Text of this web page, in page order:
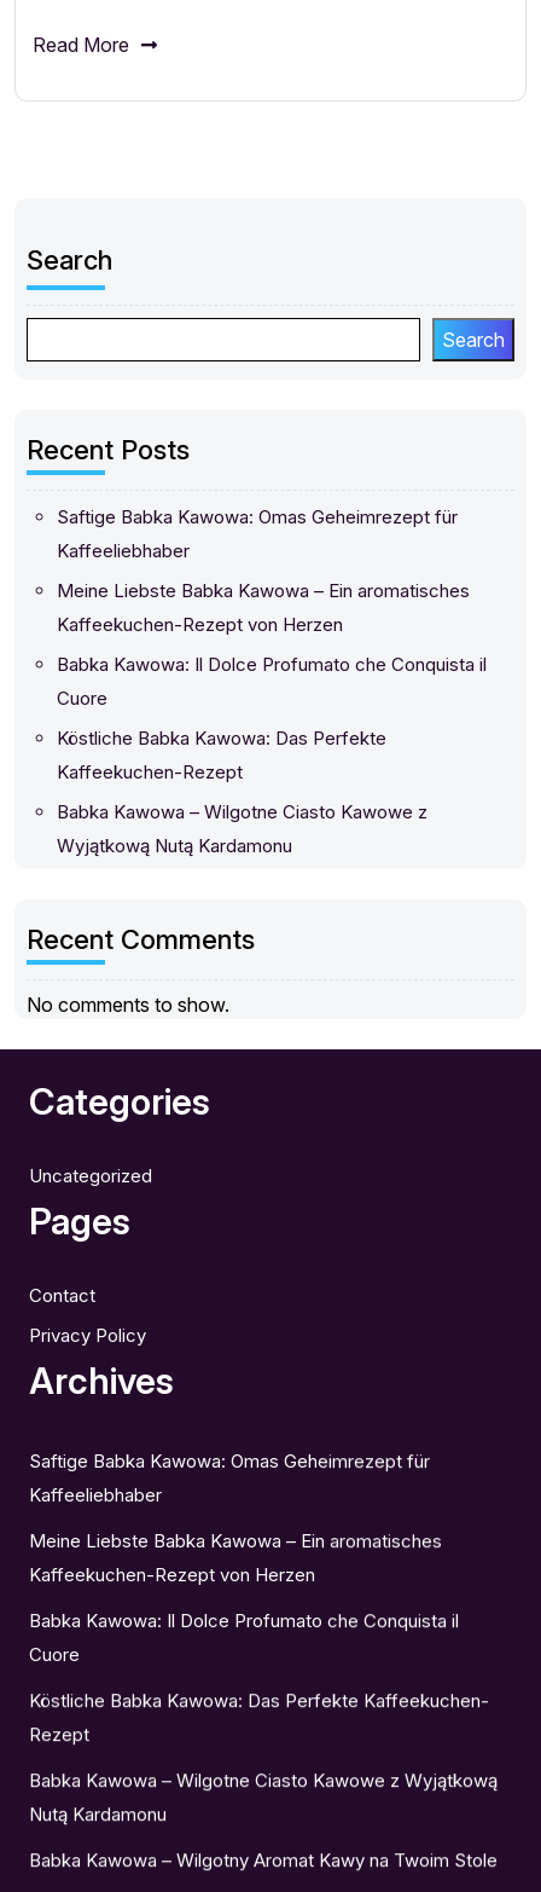
Read More
Search
Search
Recent Posts
Saftige Babka Kawowa: Omas Geheimrezept für
Kaffeeliebhaber
Meine Liebste Babka Kawowa – Ein aromatisches
Kaffeekuchen-Rezept von Herzen
Babka Kawowa: Il Dolce Profumato che Conquista il
Cuore
Köstliche Babka Kawowa: Das Perfekte
Kaffeekuchen-Rezept
Babka Kawowa – Wilgotne Ciasto Kawowe z
Wyjątkową Nutą Kardamonu
Recent Comments
No comments to show.
Categories
Uncategorized
Pages
Contact
Privacy Policy
Archives
Saftige Babka Kawowa: Omas Geheimrezept für
Kaffeeliebhaber
Meine Liebste Babka Kawowa – Ein aromatisches
Kaffeekuchen-Rezept von Herzen
Babka Kawowa: Il Dolce Profumato che Conquista il
Cuore
Köstliche Babka Kawowa: Das Perfekte Kaffeekuchen-
Rezept
Babka Kawowa – Wilgotne Ciasto Kawowe z Wyjątkową
Nutą Kardamonu
Babka Kawowa – Wilgotny Aromat Kawy na Twoim Stole